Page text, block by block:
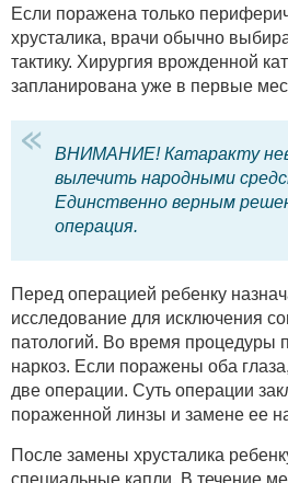
Если поражена только
хрусталика, врачи обычно
тактику. Хирургия врожденной
запланирована уже в первые
ВНИМАНИЕ! Катаракту
вылечить народными
Единственно верным
операция.
Перед операцией ребенку
исследование для исключения
патологий. Во время процедуры
наркоз. Если поражены оба
две операции. Суть операции
пораженной линзы и замене ее
После замены хрусталика
специальные капли. В течение